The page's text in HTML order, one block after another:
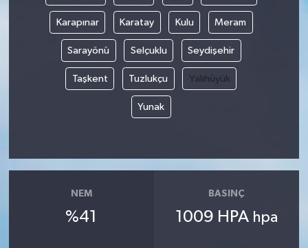
Karapınar Karatay Kulu Meram
Sarayönü Selçuklu Seydişehir
Taşkent Tuzlukçu Yalıhüyük
Yunak
NEM
%41
BASINÇ
1009 HPA hpa